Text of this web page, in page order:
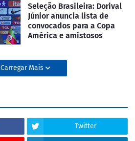
Seleção Brasileira: Dorival
Júnior anuncia lista de
convocados para a Copa
América e amistosos
Carregar Mais
Twitter